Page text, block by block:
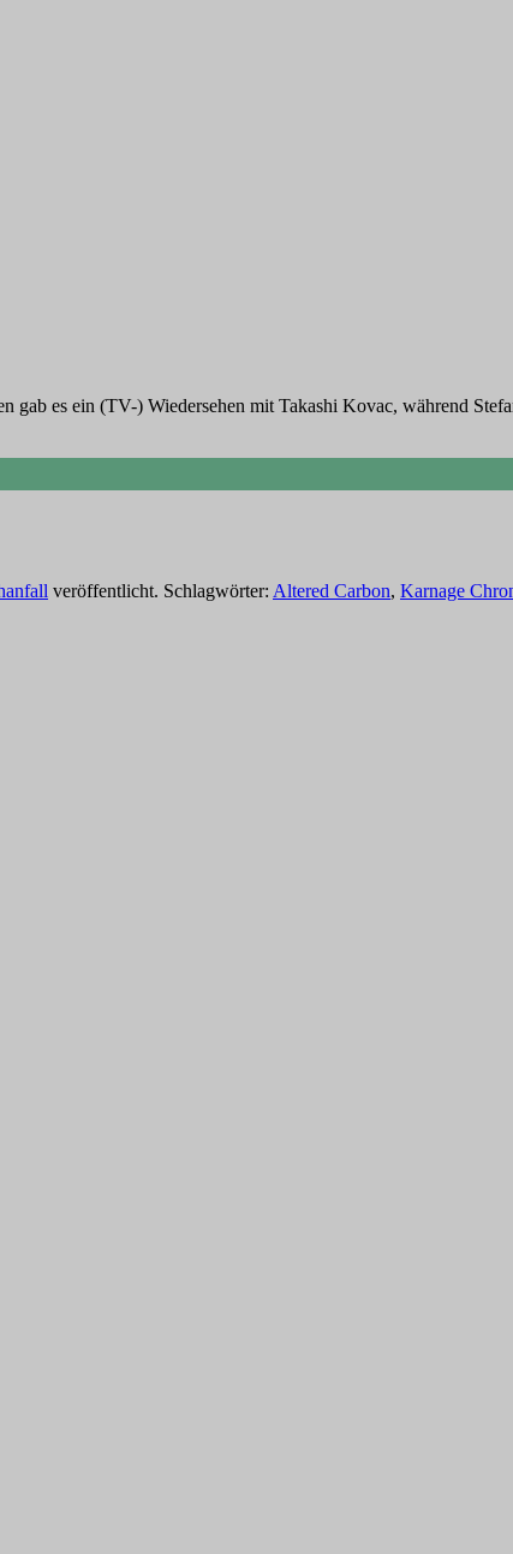
gab es ein (TV-) Wiedersehen mit Takashi Kovac, während
veröffentlicht. Schlagwörter: Altered Carbon, Karnage